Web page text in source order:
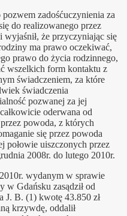
zadośćuczynienia za
do realizowanego przez
że przyczyniając się
ma prawo oczekiwać,
prawo do życia rodzinnego,
wszelkich form kontaktu z
świadczeniem, za które
świadczenia
pozwanej za jej
oderwana od
powoda, z których
się przez powoda
połowie uiszczonych przez
2008r. do lutego 2010r.
wydanym w sprawie
w Gdańsku zasądził od
J. B. (1) kwotę 43.850 zł
krzywdę, oddalił
Dziecka Kamaka
Obrony Praw